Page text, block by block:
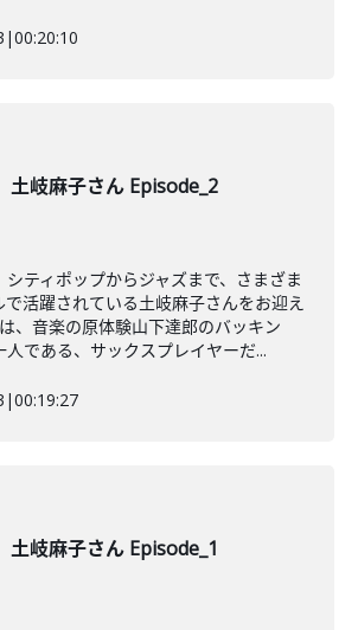
|00:20:10
土岐麻子さん Episode_2
ティポップからジャズまで、さまざま
で活躍されている土岐麻子さんをお迎え
、音楽の原体験山下達郎のバッキン
である、サックスプレイヤーだ...
|00:19:27
土岐麻子さん Episode_1